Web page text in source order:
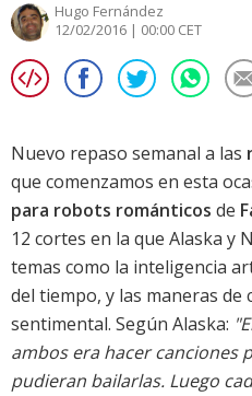
Hugo Fernández
12/02/2016 | 00:00 CET
Nuevo repaso semanal a las
que comenzamos en esta
para robots románticos de
12 cortes en la que Alaska y
temas como la inteligencia
del tiempo, y las maneras
sentimental. Según Alaska:
ambos era hacer canciones
pudieran bailarlas. Luego